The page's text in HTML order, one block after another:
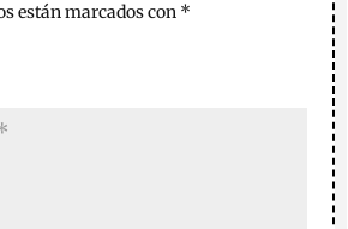
están marcados con *